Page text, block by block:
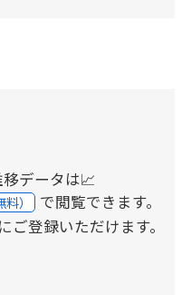
データは📈
料） で閲覧できます。
登録いただけます。